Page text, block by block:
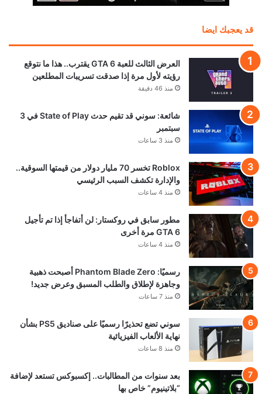
قد يعجبك ايضا
العرض الثالث للعبة GTA 6 يقترب.. هذا ما نتوقع
رؤيته لأول مرة إذا صدقت تسريبات المطلعين
منذ 46 دقيقة
شائعة: سوني قد تقيم حدث State of Play في 3
سبتمبر
منذ 3 ساعات
Roblox تخسر 70 مليار دولار من قيمتها السوقية..
والإدارة تكشف السبب الرئيسي
منذ 4 ساعات
مطور سابق في روكستار: لن أتفاجأ إذا تم تأجيل
GTA 6 مرة أخرى
منذ 4 ساعات
رسميًا: Phantom Blade Zero أصبحت ذهبية
وجاهزة لإطلاق والطلب المسبق وعرض جديد!
منذ 7 ساعات
سوني تضع تحذيرًا رسميًا على صناديق PS5 بشأن
نهاية الألعاب الفيزيائية
منذ 8 ساعات
بعد سنوات من المطالبات.. إكسبوكس تستعد لإضافة
“بلاتينيوم” خاص بها